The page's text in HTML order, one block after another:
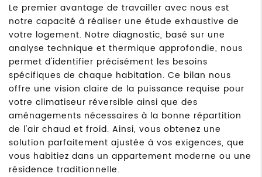
Le premier avantage de travailler avec nous est
notre capacité à réaliser une étude exhaustive de
votre logement. Notre diagnostic, basé sur une
analyse technique et thermique approfondie, nous
permet d'identifier précisément les besoins
spécifiques de chaque habitation. Ce bilan nous
offre une vision claire de la puissance requise pour
votre climatiseur réversible ainsi que des
aménagements nécessaires à la bonne répartition
de l'air chaud et froid. Ainsi, vous obtenez une
solution parfaitement ajustée à vos exigences, que
vous habitiez dans un appartement moderne ou une
résidence traditionnelle.